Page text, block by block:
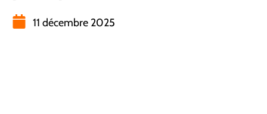
11 décembre 2025